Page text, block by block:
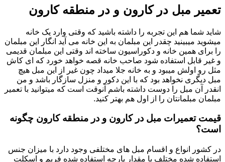
تعمیر مبل در کارون و در منطقه کارون
شاید شما هم این تجربه را داشته باشید که وقتی وارد یک خانه
میشوید میبینید چقدر این مبلمان به این خانه می آید انگار این مبلمان
را برای همین خانه و دکوراسیون ساخته اند وقتی این مبلمان قدیمی
و غیر قابل استفاده شود صاحب خانه قصه خواهد خورد که ای کاش
مثل رو اولش میبود و به خانه جلا میداد چون غیر از این مبل هیچ
مبل دیگری نخواهد بود که با این دکور و منزل سازگار باشد و من
انقدر آن مبل را دوست داشته باشم آنوقت است که میتوانید با تعمیر
مبلمان مبلمانتان را از اول هم بهتر کنید.
قیمت تعمیرات مبل در کارون و در منطقه کارون چگونه
است؟
در کشور انواع و اقسام مبل های مختلفی وجود دارد با میزان جنس
استفاده شده مختلف با مقدار پارچه استفاده شده فریم و اسکلت